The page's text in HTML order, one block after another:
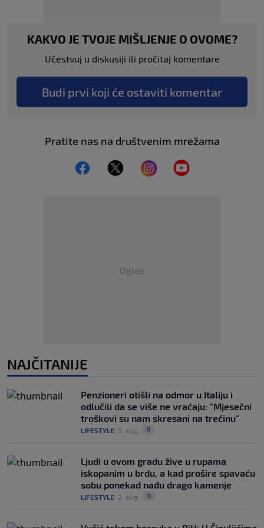
KAKVO JE TVOJE MIŠLJENJE O OVOME?
Učestvuj u diskusiji ili pročitaj komentare
Budi prvi koji će ostaviti komentar
Pratite nas na društvenim mrežama
Oglas
NAJČITANIJE
Penzioneri otišli na odmor u Italiju i
odlučili da se više ne vraćaju: "Mjesečni
troškovi su nam skresani na trećinu"
LIFESTYLE 5. aug. 0
Ljudi u ovom gradu žive u rupama
iskopanim u brdu, a kad prošire spavaću
sobu ponekad nađu drago kamenje
LIFESTYLE 2. aug. 0